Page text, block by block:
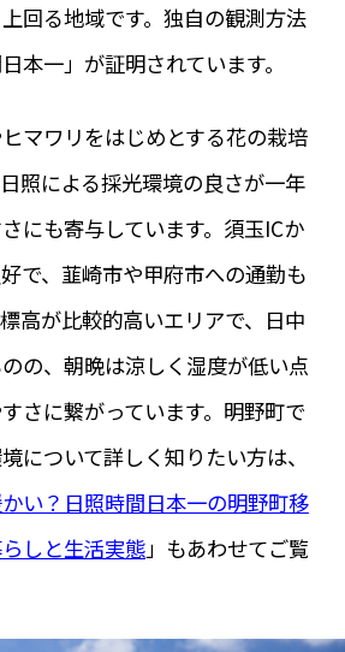
回る地域です。独自の観測方法
本一」が証明されています。
マワリをはじめとする花の栽培
照による採光環境の良さが一年
にも寄与しています。須玉ICか
で、韮崎市や甲府市への通勤も
高が比較的高いエリアで、日中
の、朝晩は涼しく湿度が低い点
さに繋がっています。明野町で
について詳しく知りたい方は、
い？日照時間日本一の明野町移
しと生活実態」もあわせてご覧